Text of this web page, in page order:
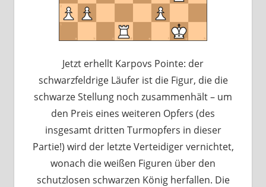
Jetzt erhellt Karpovs Pointe: der
schwarzfeldrige Läufer ist die Figur, die die
schwarze Stellung noch zusammenhält – um
den Preis eines weiteren Opfers (des
insgesamt dritten Turmopfers in dieser
Partie!) wird der letzte Verteidiger vernichtet,
wonach die weißen Figuren über den
schutzlosen schwarzen König herfallen. Die